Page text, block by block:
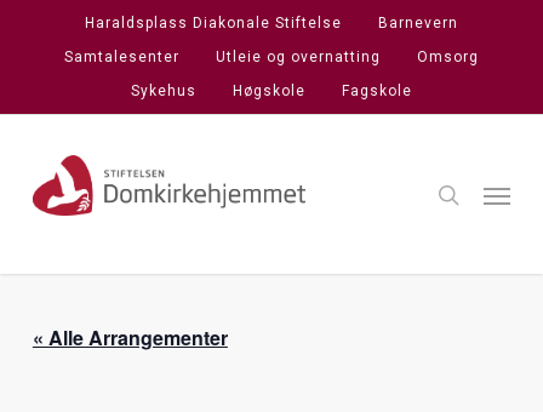
content
Haraldsplass Diakonale Stiftelse
Barnevern
Samtalesenter
Utleie og overnatting
Omsorg
Sykehus
Høgskole Fagskole
Menu
« Alle Arrangementer